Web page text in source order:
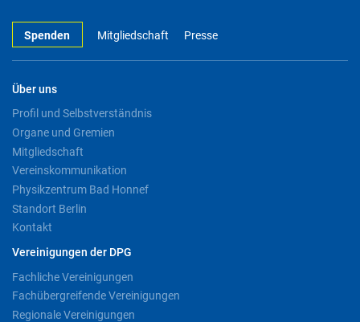
Spenden Mitgliedschaft Presse
Über uns
Profil und Selbstverständnis
Organe und Gremien
Mitgliedschaft
Vereinskommunikation
Physikzentrum Bad Honnef
Standort Berlin
Kontakt
Vereinigungen der DPG
Fachliche Vereinigungen
Fachübergreifende Vereinigungen
Regionale Vereinigungen